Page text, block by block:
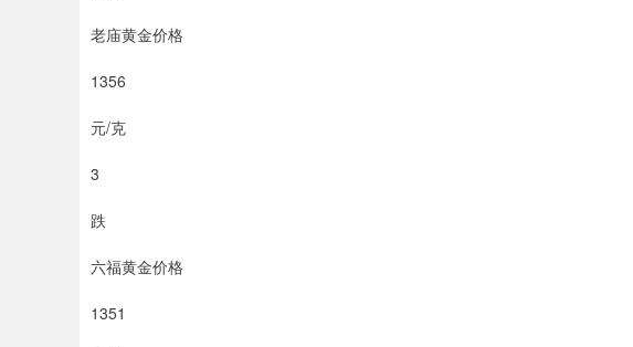
老庙黄金价格
1356
元/克
3
跌
六福黄金价格
1351